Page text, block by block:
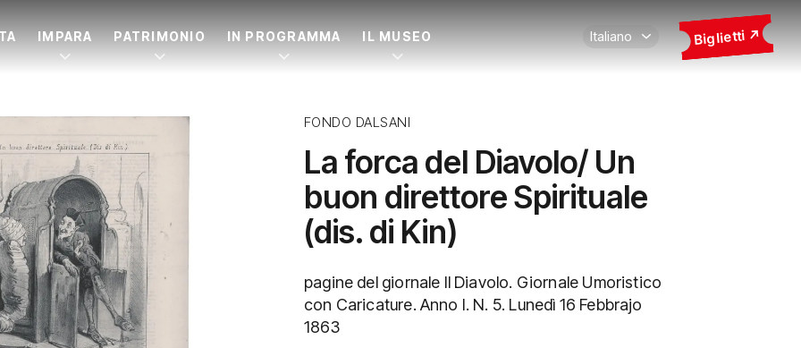
IMPARA PATRIMONIO IN PROGRAMMA IL MUSEO Biglietti
FONDO DALSANI
La forca del Diavolo/ Un
buon direttore Spirituale
(dis. di Kin)
pagine del giornale Il Diavolo. Giornale Umoristico
con Caricature. Anno I. N. 5. Lunedì 16 Febbrajo
1863